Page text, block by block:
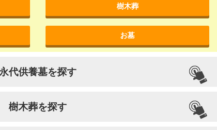
樹木葬
お墓
代供養墓を探す
樹木葬を探す